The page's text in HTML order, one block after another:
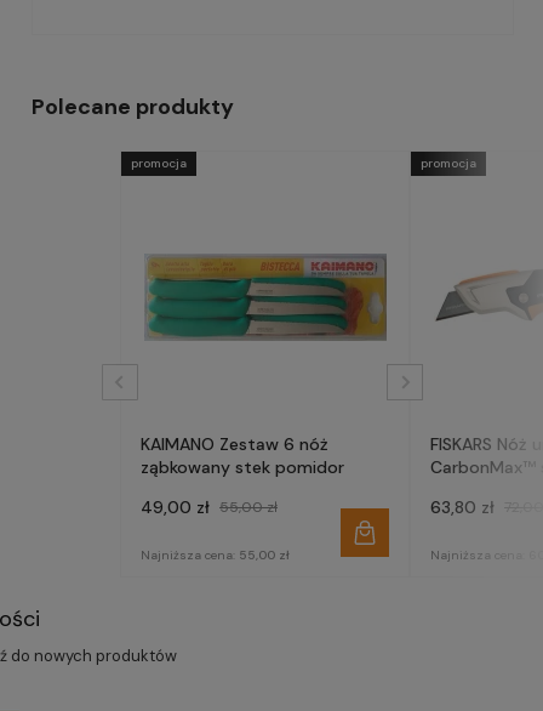
Polecane produkty
KAIMANO Zestaw 6 nóż
ząbkowany stek pomidor
49,00 zł 55,00 zł
Najniższa cena: 55,00 zł
promocja
FISKARS Nóż
CarbonMax™
63,80 zł 72,00
Najniższa cena:
promocja
do nowych produktów